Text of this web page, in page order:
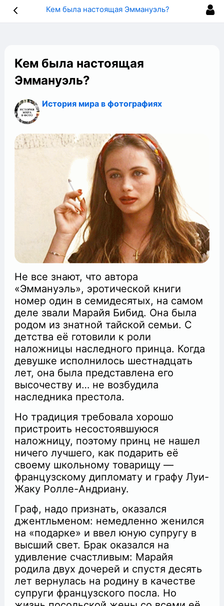
Кем была настоящая Эммануэль?
Кем была настоящая
Эммануэль?
История мира в фотографиях
Не все знают, что автора
«Эммануэль», эротической книги
номер один в семидесятых, на самом
деле звали Марайя Бибид. Она была
родом из знатной тайской семьи. С
детства её готовили к роли
наложницы наследного принца. Когда
девушке исполнилось шестнадцать
лет, она была представлена его
высочеству и… не возбудила
наследника престола.
Но традиция требовала хорошо
пристроить несостоявшуюся
наложницу, поэтому принц не нашел
ничего лучшего, как подарить её
своему школьному товарищу —
французскому дипломату и графу Луи-
Жаку Ролле-Андриану.
Граф, надо признать, оказался
джентльменом: немедленно женился
на «подарке» и ввел юную супругу в
высший свет. Брак оказался на
удивление счастливым: Марайя
родила двух дочерей и спустя десять
лет вернулась на родину в качестве
супруги французского посла. Но